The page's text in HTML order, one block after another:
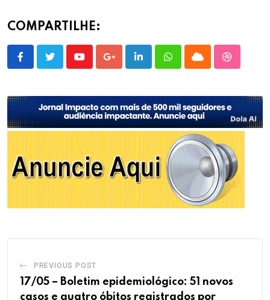
COMPARTILHE:
YoutubeGoogle+LinkedInWhatsappCloud
PREVIOUS POST
17/05 – Boletim epidemiológico: 51 novos
casos e quatro óbitos registrados por